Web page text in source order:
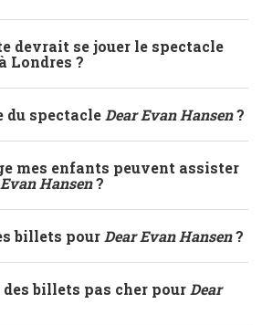
devrait se jouer le spectacle
Londres ?
du spectacle Dear Evan Hansen?
mes enfants peuvent assister
Hansen?
billets pour Dear Evan Hansen?
billets pas cher pour Dear